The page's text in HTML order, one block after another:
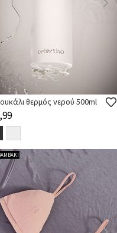
θερμός νερού 500ml